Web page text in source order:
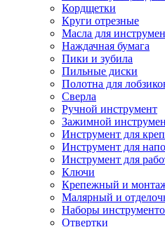
Кордщетки
Круги отрезные
Масла для
Наждачная бумага
Пики и зубила
Пильные диски
Полотна для
Сверла
Ручной инструмент
Зажимной
Инструмент для
Инструмент для
Инструмент для
Ключи
Крепежный и
Малярный и
Наборы
Отвертки